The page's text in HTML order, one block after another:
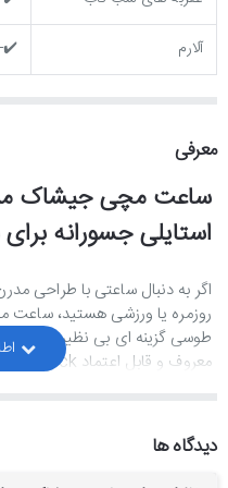
آلارم
✔️-
معرفی
استایلی جسورانه
اگر به دنبال ساعتی با طراحی
طوسی گزینه ای بی نظیر است.
مقاومت است که آن را به
طراحی متمایز و رنگ بندی
دیدگاه ها